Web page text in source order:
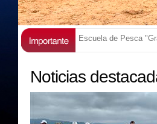
Escuela de Pesca
Noticias